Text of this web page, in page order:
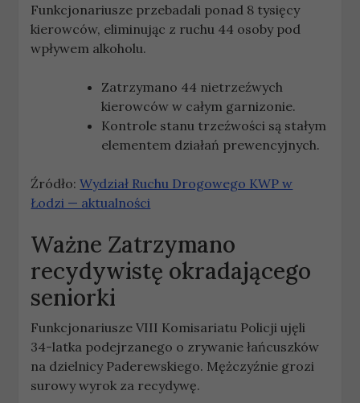
Funkcjonariusze przebadali ponad 8 tysięcy
kierowców, eliminując z ruchu 44 osoby pod
wpływem alkoholu.
Zatrzymano 44 nietrzeźwych
kierowców w całym garnizonie.
Kontrole stanu trzeźwości są stałym
elementem działań prewencyjnych.
Źródło:Wydział Ruchu Drogowego KWP w
Łodzi — aktualności
Ważne Zatrzymano
recydywistę okradającego
seniorki
Funkcjonariusze VIII Komisariatu Policji ujęli
34-latka podejrzanego o zrywanie łańcuszków
na dzielnicy Paderewskiego. Mężczyźnie grozi
surowy wyrok za recydywę.